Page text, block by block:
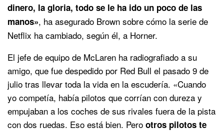
dinero, la gloria, todo se le ha ido un poco de las
manos», ha asegurado Brown sobre cómo la serie de
Netflix ha cambiado, según él, a Horner.
El jefe de equipo de McLaren ha radiografiado a su
amigo, que fue despedido por Red Bull el pasado 9 de
julio tras llevar toda la vida en la escudería. «Cuando
yo competía, había pilotos que corrían con dureza y
empujaban a los coches de sus rivales fuera de la pista
con dos ruedas. Eso está bien. Pero otros pilotos te